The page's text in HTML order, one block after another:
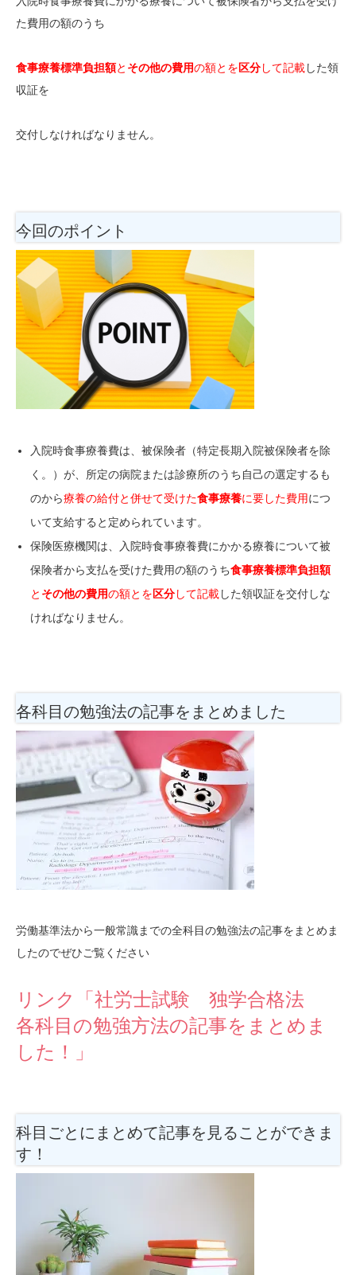
た費用の額のうち
食事療養標準負担額と その他の費用の額とを区分して記載した領
収証を
交付しなければなりません。
今回のポイント
入院時食事療養費は、被保険者（特定長期入院被保険者を除
く。）が、所定の病院または診療所のうち自己の選定するも
のから療養の給付と併せて受けた食事療養に要した費用につ
いて支給すると定められています。
保険医療機関は、入院時食事療養費にかかる療養について被
保険者から支払を受けた費用の額のうち食事療養標準負担額
と その他の費用の額とを区分して記載した領収証を交付しな
ければなりません。
各科目の勉強法の記事をまとめました
労働基準法から一般常識までの全科目の勉強法の記事をまとめま
したのでぜひご覧ください
リンク「社労士試験 独学合格法
各科目の勉強方法の記事をまとめま
した！」
科目ごとにまとめて記事を見ることができま
す！